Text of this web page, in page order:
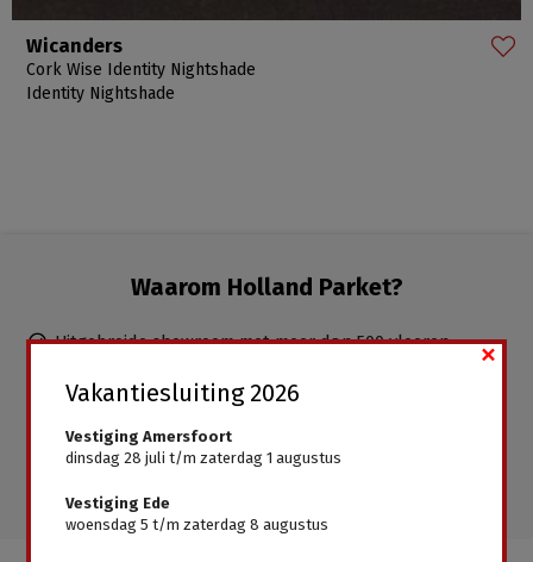
Wicanders
Cork Wise Identity Nightshade
Identity Nightshade
Waarom Holland Parket?
Uitgebreide showroom met meer dan 500 vloeren
Ervaren parketteurs in dienst, inclusief leggen mogelijk
Gratis advies aan huis
Alle vloeren direct leverbaar, geen wachttijden
Vakantiesluiting 2026
Vestiging Amersfoort
dinsdag 28 juli t/m zaterdag 1 augustus
Vestiging Ede
woensdag 5 t/m zaterdag 8 augustus
×